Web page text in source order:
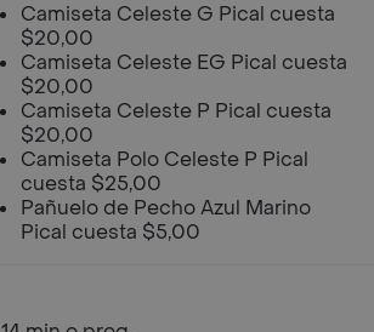
Camiseta Celeste G Pical cuesta
$20,00
Camiseta Celeste EG Pical cuesta
$20,00
Camiseta Celeste P Pical cuesta
$20,00
Camiseta Polo Celeste P Pical
cuesta $25,00
Pañuelo de Pecho Azul Marino
Pical cuesta $5,00